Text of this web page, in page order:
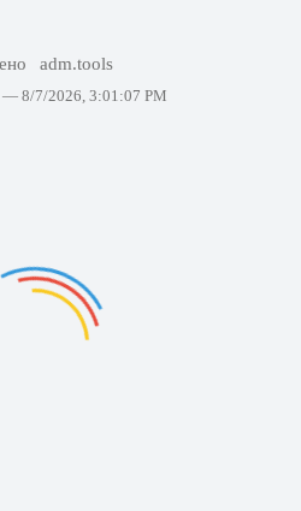
adm.tools
— 8/7/2026, 3:01:07 PM